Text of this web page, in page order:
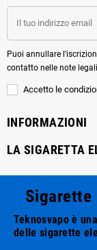
Puoi annullare
contatto nelle note
Accetto le
INFORMAZIONI
LA SIGARETTA
Sigarette
Teknosvapo è
delle sigarette